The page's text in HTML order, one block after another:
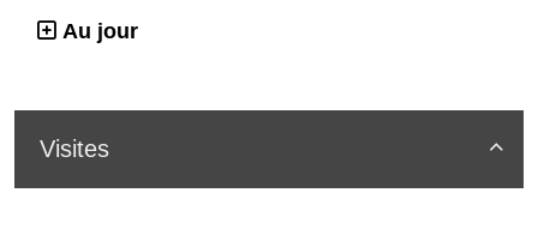
Au jour

Visites